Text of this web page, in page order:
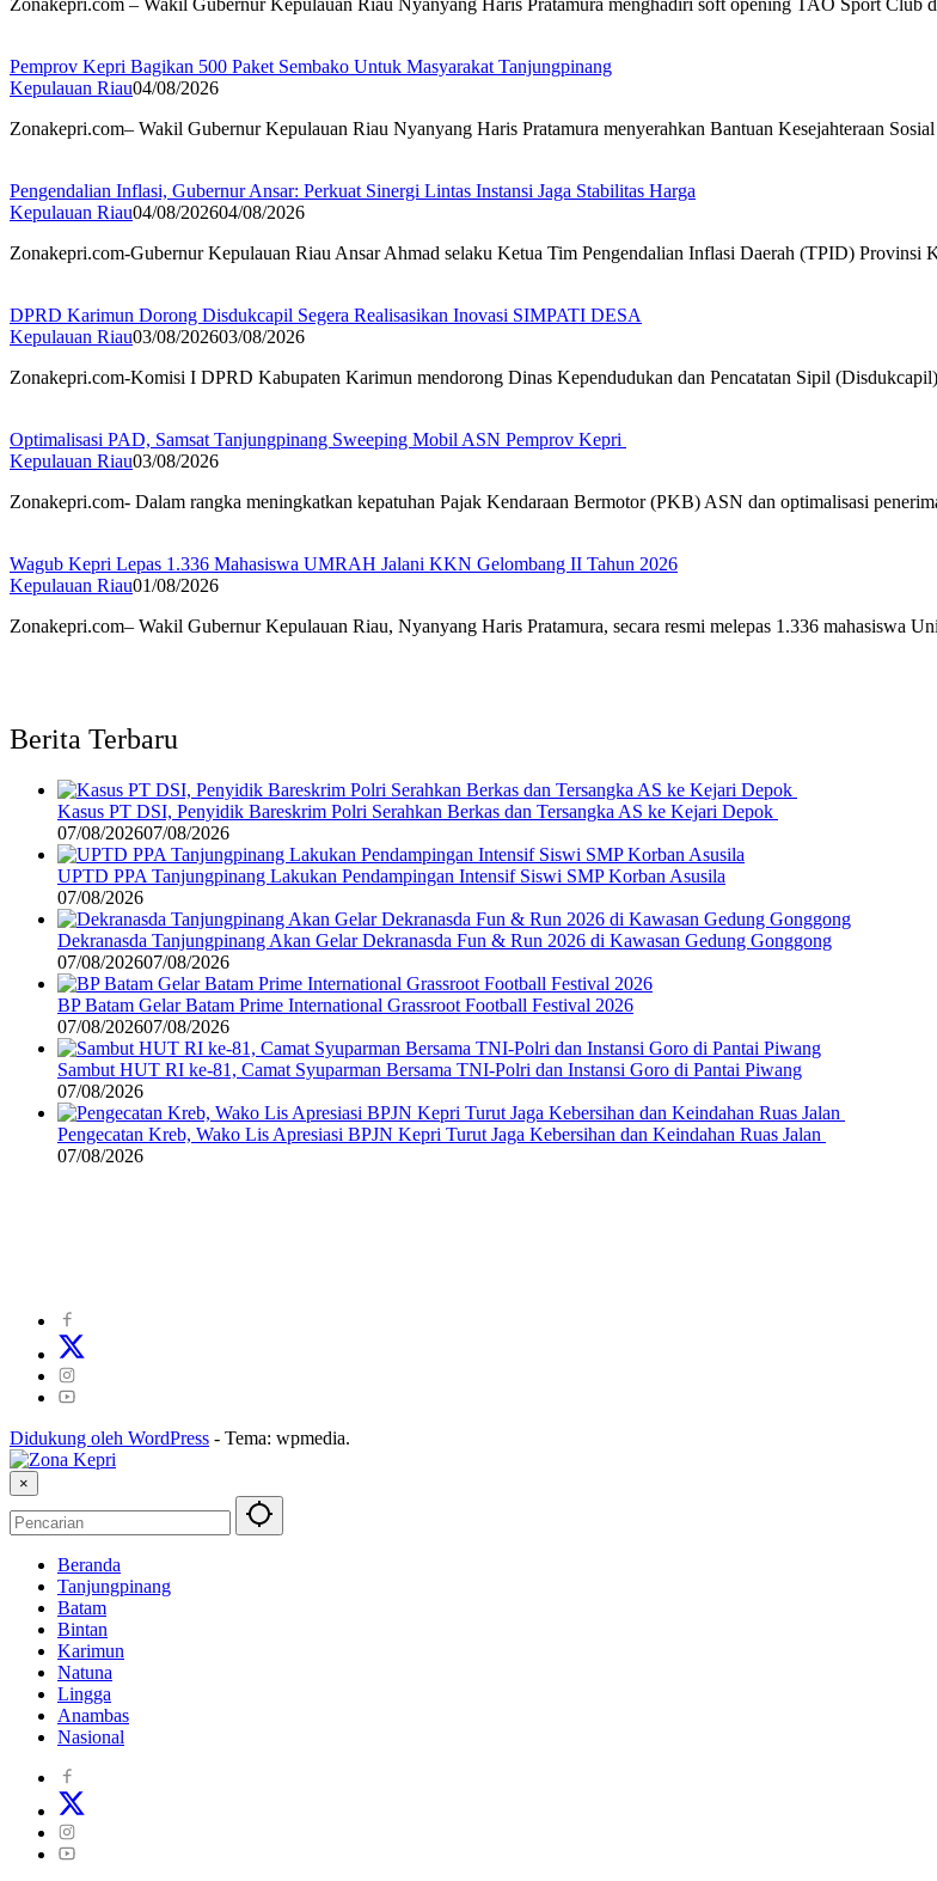
Pemprov Kepri Bagikan 500 Paket Sembako Untuk Masyarakat Tanjungpinang
Kepulauan Riau04/08/2026
Zonakepri.com– Wakil Gubernur Kepulauan Riau Nyanyang Haris Pratamura menyerahkan Bantuan Kesejahteraan
Pengendalian Inflasi, Gubernur Ansar: Perkuat Sinergi Lintas Instansi Jaga Stabilitas Harga
Kepulauan Riau04/08/202604/08/2026
Zonakepri.com-Gubernur Kepulauan Riau Ansar Ahmad selaku Ketua Tim Pengendalian Inflasi Daerah (TPID)
DPRD Karimun Dorong Disdukcapil Segera Realisasikan Inovasi SIMPATI DESA
Kepulauan Riau03/08/202603/08/2026
Zonakepri.com-Komisi I DPRD Kabupaten Karimun mendorong Dinas Kependudukan dan Pencatatan Sipil
Optimalisasi PAD, Samsat Tanjungpinang Sweeping Mobil ASN Pemprov Kepri
Kepulauan Riau03/08/2026
Zonakepri.com- Dalam rangka meningkatkan kepatuhan Pajak Kendaraan Bermotor (PKB) ASN dan optimalisasi
Wagub Kepri Lepas 1.336 Mahasiswa UMRAH Jalani KKN Gelombang II Tahun 2026
Kepulauan Riau01/08/2026
Zonakepri.com– Wakil Gubernur Kepulauan Riau, Nyanyang Haris Pratamura, secara resmi melepas 1.336 mahasiswa
Berita Terbaru
Kasus PT DSI, Penyidik Bareskrim Polri Serahkan Berkas dan Tersangka AS ke Kejari Depok
07/08/202607/08/2026
UPTD PPA Tanjungpinang Lakukan Pendampingan Intensif Siswi SMP Korban Asusila
07/08/2026
Dekranasda Tanjungpinang Akan Gelar Dekranasda Fun & Run 2026 di Kawasan Gedung Gonggong
07/08/202607/08/2026
BP Batam Gelar Batam Prime International Grassroot Football Festival 2026
07/08/202607/08/2026
Sambut HUT RI ke-81, Camat Syuparman Bersama TNI-Polri dan Instansi Goro di Pantai Piwang
07/08/2026
Pengecatan Kreb, Wako Lis Apresiasi BPJN Kepri Turut Jaga Kebersihan dan Keindahan Ruas Jalan
07/08/2026
Didukung oleh WordPress - Tema: wpmedia.
×
Beranda
Tanjungpinang
Batam
Bintan
Karimun
Natuna
Lingga
Anambas
Nasional